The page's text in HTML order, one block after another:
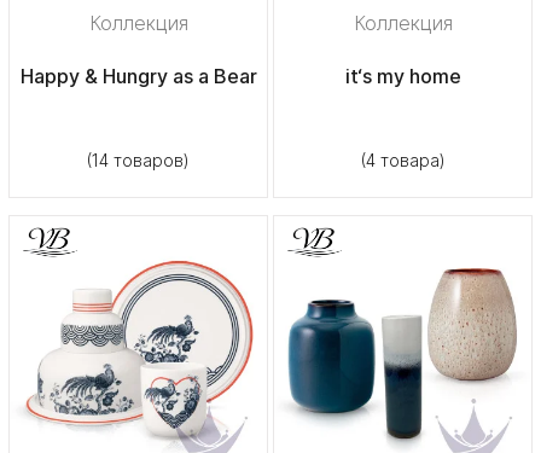
Коллекция
Happy & Hungry as a Bear
(14 товаров)
Коллекция
it‘s my home
(4 товара)